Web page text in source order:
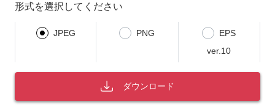
形式を選択してください
JPEG PNG
EPS
ver.10
ダウンロード